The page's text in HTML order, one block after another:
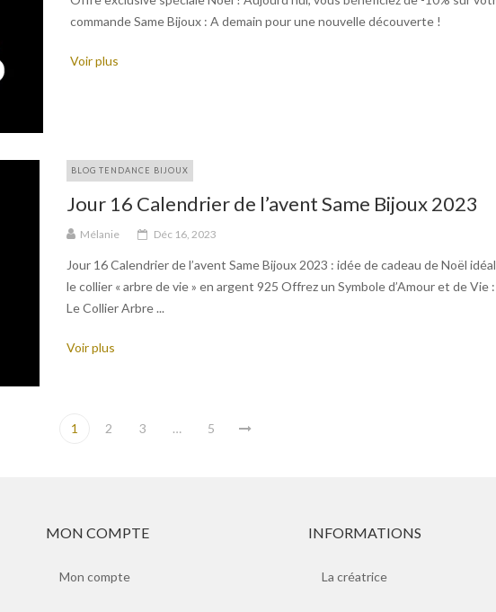
commande Same Bijoux : A demain pour une nouvelle découverte !
Voir plus
BLOG TENDANCE BIJOUX
Jour 16 Calendrier de l’avent Same Bijoux 2023
Mélanie Déc 16, 2023
Jour 16 Calendrier de l’avent Same Bijoux 2023 : idée de cadeau de Noël
le collier « arbre de vie » en argent 925 Offrez un Symbole d’Amour et de Vie :
Le Collier Arbre ...
Voir plus
1 2 3 … 5
MON COMPTE
Mon compte
INFORMATIONS
La créatrice